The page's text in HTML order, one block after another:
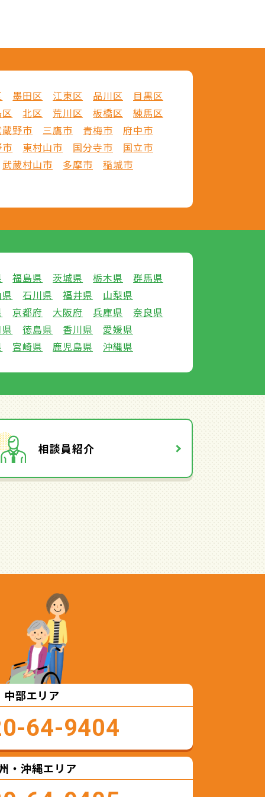
墨田区 江東区 品川区
目黒区
北区 荒川区 板橋区
練馬区
蔵野市 三鷹市 青梅市
府中市
東村山市 国分寺市
国立市
武蔵村山市 多摩市
稲城市
福島県 茨城県 栃木県
群馬県
石川県 福井県
山梨県
京都府 大阪府 兵庫県
奈良県
徳島県 香川県
愛媛県
宮崎県 鹿児島県 沖縄県
相談員紹介
中部エリア
64-9404
・沖縄エリア